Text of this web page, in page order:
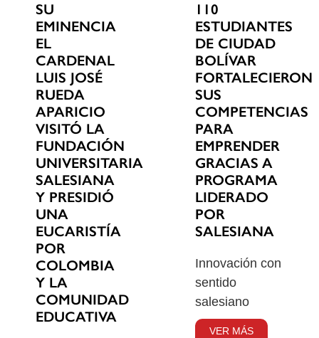
SU
EMINENCIA
EL
CARDENAL
LUIS JOSÉ
RUEDA
APARICIO
VISITÓ LA
FUNDACIÓN
UNIVERSITARIA
SALESIANA
Y PRESIDIÓ
UNA
EUCARISTÍA
POR
COLOMBIA
Y LA
COMUNIDAD
EDUCATIVA
110
ESTUDIANTES
DE CIUDAD
BOLÍVAR
FORTALECIERON
SUS
COMPETENCIAS
PARA
EMPRENDER
GRACIAS A
PROGRAMA
LIDERADO
POR
SALESIANA
Innovación con
sentido
salesiano
VER MÁS